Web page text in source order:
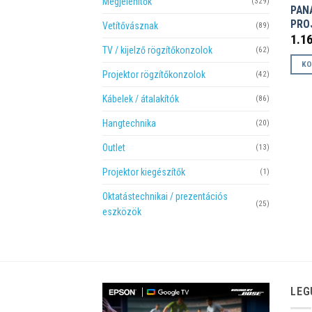
Vetítővásznak (89)
TV / kijelző rögzítőkonzolok (62)
Projektor rögzítőkonzolok (42)
Kábelek / átalakítók (86)
Hangtechnika (20)
Outlet (13)
Projektor kiegészítők (1)
Oktatástechnikai / prezentációs
eszközök
(25)